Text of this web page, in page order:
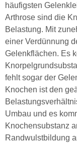
häufigsten
Arthrose sind die
Belastung. Mit
einer Verdünnung
Gelenkflächen. Es
fehlt sogar der
Knochen ist den
Umbau und es
Knochensubstanz
Randwulstbildung